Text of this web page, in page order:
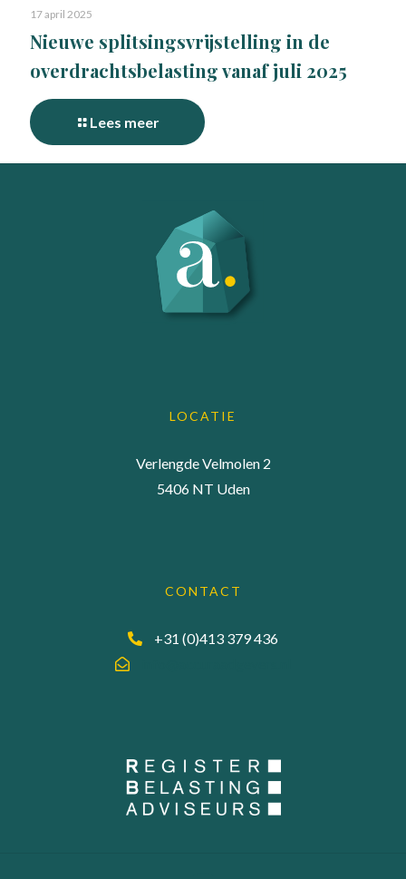
17 april 2025
Nieuwe splitsingsvrijstelling in de
overdrachtsbelasting vanaf juli 2025
Lees meer
LOCATIE
Verlengde Velmolen 2
5406 NT Uden
CONTACT
+31 (0)413 379 436